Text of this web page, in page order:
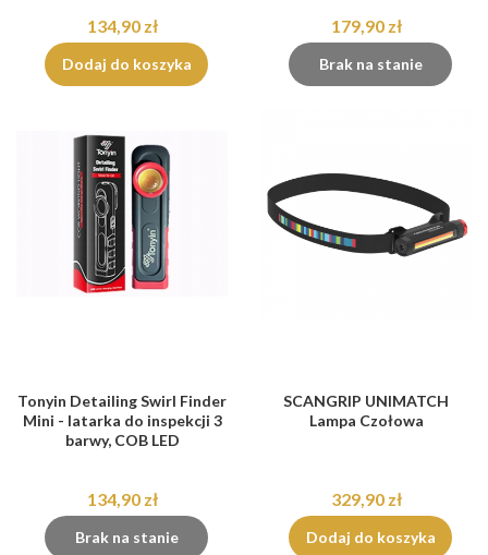
134,90 zł
Dodaj do koszyka
179,90 zł
Brak na stanie
Tonyin Detailing Swirl Finder
Mini - latarka do inspekcji 3
barwy, COB LED
134,90 zł
Brak na stanie
SCANGRIP UNIMATCH
Lampa Czołowa
329,90 zł
Dodaj do koszyka